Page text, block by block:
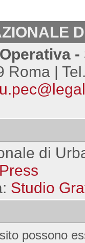
Roma |
di
Studio
possono